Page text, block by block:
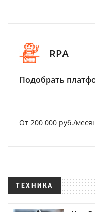
RPA
Подобрать
От 200 000 руб./
ТЕХНИКА